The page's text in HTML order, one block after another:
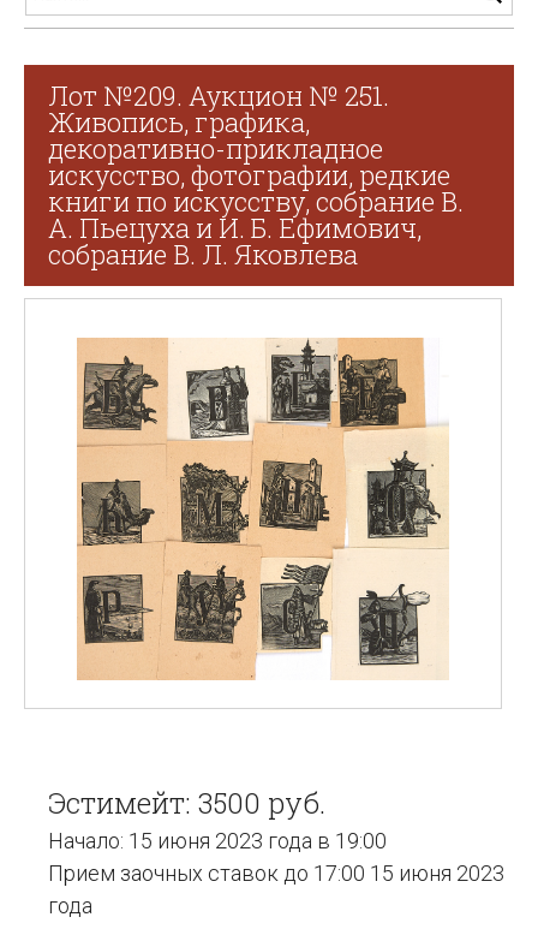
Лот №209. Аукцион № 251.
Живопись, графика,
декоративно-прикладное
искусство, фотографии, редкие
книги по искусству, собрание В.
А. Пьецуха и И. Б. Ефимович,
собрание В. Л. Яковлева
Эстимейт: 3500 руб.
Начало: 15 июня 2023 года в 19:00
Прием заочных ставок до 17:00 15 июня 2023
года